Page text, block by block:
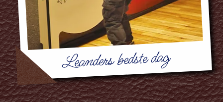
Leanders bedste dag